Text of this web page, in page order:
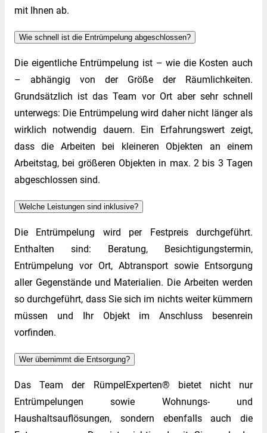
mit Ihnen ab.
Wie schnell ist die Entrümpelung abgeschlossen?
Die eigentliche Entrümpelung ist – wie die Kosten auch
– abhängig von der Größe der Räumlichkeiten.
Grundsätzlich ist das Team vor Ort aber sehr schnell
unterwegs: Die Entrümpelung wird daher nicht länger als
wirklich notwendig dauern. Ein Erfahrungswert zeigt,
dass die Arbeiten bei kleineren Objekten an einem
Arbeitstag, bei größeren Objekten in max. 2 bis 3 Tagen
abgeschlossen sind.
Welche Leistungen sind inklusive?
Die Entrümpelung wird per Festpreis durchgeführt.
Enthalten sind: Beratung, Besichtigungstermin,
Entrümpelung vor Ort, Abtransport sowie Entsorgung
aller Gegenstände und Materialien. Die Arbeiten werden
so durchgeführt, dass Sie sich im nichts weiter kümmern
müssen und Ihr Objekt im Anschluss besenrein
vorfinden.
Wer übernimmt die Entsorgung?
Das Team der RümpelExperten® bietet nicht nur
Entrümpelungen sowie Wohnungs- und
Haushaltsauflösungen, sondern ebenfalls auch die